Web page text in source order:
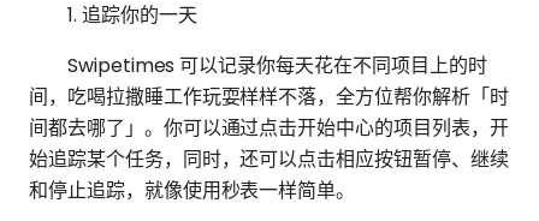
1. 追踪你的一天
Swipetimes 可以记录你每天花在不同项目上的时
间，吃喝拉撒睡工作玩耍样样不落，全方位帮你解析「时
间都去哪了」。你可以通过点击开始中心的项目列表，开
始追踪某个任务，同时，还可以点击相应按钮暂停、继续
和停止追踪，就像使用秒表一样简单。